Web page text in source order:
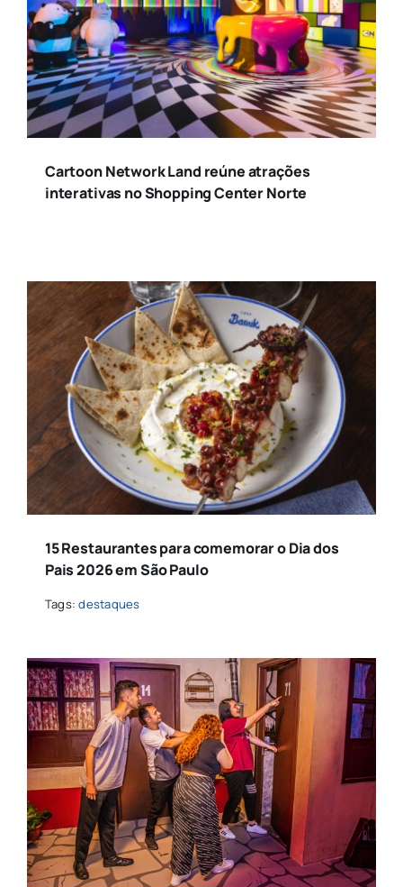
Cartoon Network Land reúne atrações
interativas no Shopping Center Norte
15 Restaurantes para comemorar o Dia dos
Pais 2026 em São Paulo
Tags:destaques